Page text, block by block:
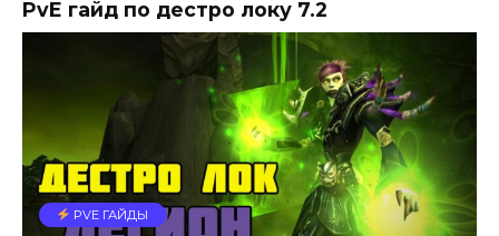
PvE гайд по дестро локу 7.2
PVE ГАЙДЫ